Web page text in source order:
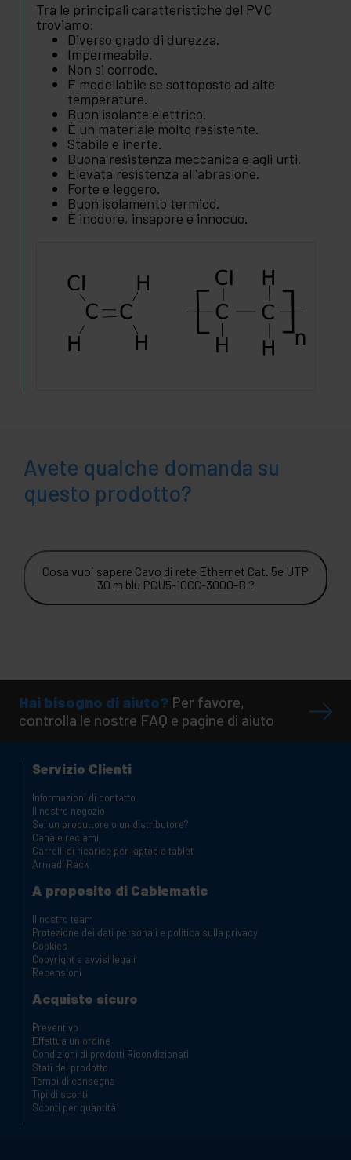
Tra le principali caratteristiche del PVC
troviamo:
Diverso grado di durezza.
Impermeabile.
Non si corrode.
È modellabile se sottoposto ad alte
temperature.
Buon isolante elettrico.
È un materiale molto resistente.
Stabile e inerte.
Buona resistenza meccanica e agli urti.
Elevata resistenza all'abrasione.
Forte e leggero.
Buon isolamento termico.
È inodore, insapore e innocuo.
Avete qualche domanda su
questo prodotto?
Cosa vuoi sapere Cavo di rete Ethernet Cat. 5e UTP
30 m blu PCU5-10CC-3000-B ?
Hai bisogno di aiuto? Per favore,
controlla le nostre FAQ e pagine di aiuto
Servizio Clienti
Informazioni di contatto
Il nostro negozio
Sei un produttore o un distributore?
Canale reclami
Carrelli di ricarica per laptop e tablet
Armadi Rack
A proposito di Cablematic
Il nostro team
Protezione dei dati personali e politica sulla privacy
Cookies
Copyright e avvisi legali
Recensioni
Acquisto sicuro
Preventivo
Effettua un ordine
Condizioni di prodotti Ricondizionati
Stati del prodotto
Tempi di consegna
Tipi di sconti
Sconti per quantità